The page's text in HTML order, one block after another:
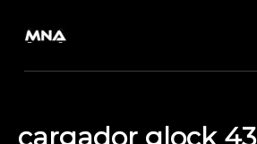
cargador glock 43